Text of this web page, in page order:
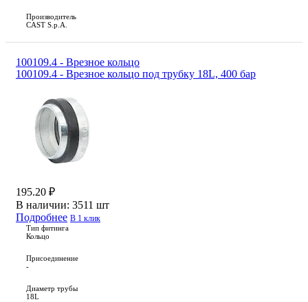
Производитель
CAST S.p.A.
100109.4 - Врезное кольцо
100109.4 - Врезное кольцо под трубку 18L, 400 бар
195.20 ₽
В наличии: 3511 шт
Подробнее В 1 клик
Тип фитинга
Кольцо
Присоединение
-
Диаметр трубы
18L